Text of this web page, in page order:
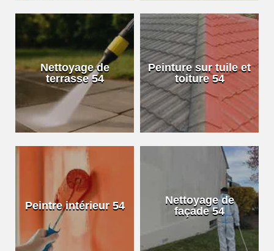
Nettoyage de
terrasse 54
Peinture sur tuile et
toiture 54
Peintre intérieur 54
Nettoyage de
façade 54